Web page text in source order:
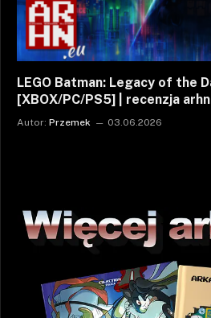
LEGO Batman: Legacy of the
[XBOX/PC/PS5] | recenzja
Autor: Przemek 03.06.2026